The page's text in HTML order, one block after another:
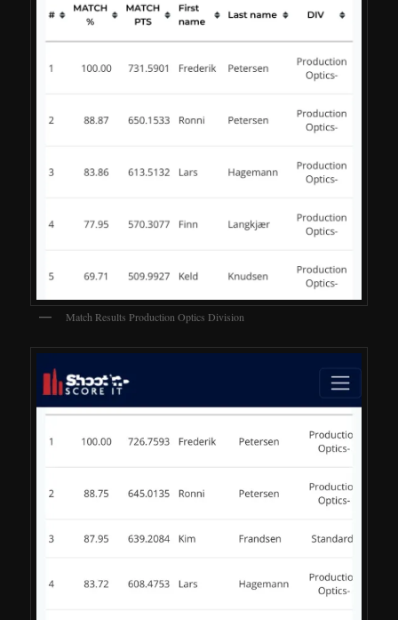
Match Results Production Optics Division